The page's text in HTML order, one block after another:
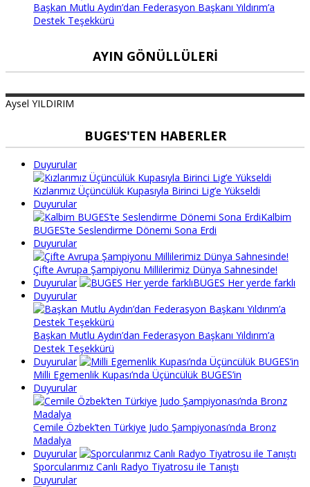
Başkan Mutlu Aydın’dan Federasyon Başkanı Yıldırım’a
Destek Teşekkürü
AYIN GÖNÜLLÜLERI
Aysel YILDIRIM
BUGES'TEN HABERLER
Duyurular
Kızlarımız Üçüncülük Kupasıyla Birinci Lig’e Yükseldi
Duyurular
Kalbim
BUGES’te Seslendirme Dönemi Sona Erdi
Duyurular
Çifte Avrupa Şampiyonu Millilerimiz Dünya Sahnesinde!
Duyurular
BUGES Her yerde farklı
Duyurular
Başkan Mutlu Aydın’dan Federasyon Başkanı Yıldırım’a
Destek Teşekkürü
Duyurular
Milli Egemenlik Kupası’nda Üçüncülük BUGES’in
Duyurular
Cemile Özbek’ten Türkiye Judo Şampiyonası’nda Bronz
Madalya
Duyurular
Sporcularımız Canlı Radyo Tiyatrosu ile Tanıştı
Duyurular